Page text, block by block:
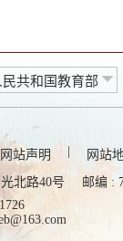
民共和国教育部
网站声明
网站
北路40号
邮编 :